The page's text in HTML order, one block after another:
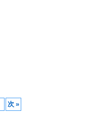
次 »